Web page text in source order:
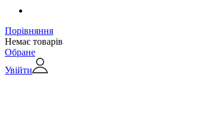
Порівняння
Немає товарів
Обране
Увійти